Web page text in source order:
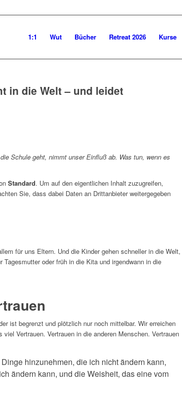
1:1 Wut Bücher Retreat 2026 Kurse
in die Welt – und leidet
Schule geht, nimmt unser Einfluß ab. Was tun, wenn es
Standard. Um auf den eigentlichen Inhalt zuzugreifen,
Sie, dass dabei Daten an Drittanbieter weitergegeben
für uns Eltern. Und die Kinder gehen schneller in die Welt,
oder früh in die Kita und irgendwann in die
ist begrenzt und plötzlich nur noch mittelbar. Wir erreichen
Vertrauen. Vertrauen in die anderen Menschen. Vertrauen
hinzunehmen, die ich nicht ändern kann,
ändern kann, und die Weisheit, das eine vom